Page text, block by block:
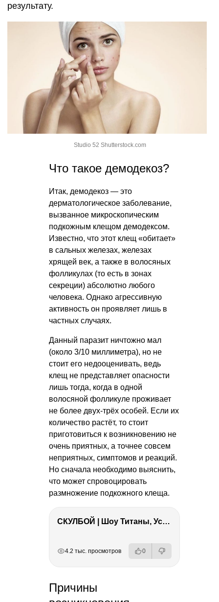
результату.
Studio 52 Shutterstock.com
Что такое демодекоз?
Итак, демодекоз — это
дерматологическое заболевание,
вызванное микроскопическим
подкожным клещом демодексом.
Известно, что этот клещ «обитает»
в сальных железах, железах
хрящей век, а также в волосяных
фолликулах (то есть в зонах
секреции) абсолютно любого
человека. Однако агрессивную
активность он проявляет лишь в
частных случаях.
Данный паразит ничтожно мал
(около 3/10 миллиметра), но не
стоит его недооценивать, ведь
клещ не представляет опасности
лишь тогда, когда в одной
волосяной фолликуле проживает
не более двух-трёх особей. Если их
количество растёт, то стоит
приготовиться к возникновению не
очень приятных, а точнее совсем
неприятных, симптомов и реакций.
Но сначала необходимо выяснить,
что может спровоцировать
размножение подкожного клеща.
СКУЛБОЙ | Шоу Титаны, Усейн Болт, Ларрат, Зашквар!
4.2 тыс. просмотров 0
Причины